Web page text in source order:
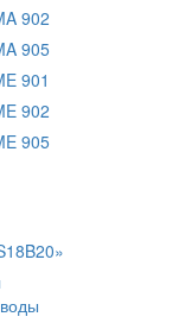
902
905
901
902
905